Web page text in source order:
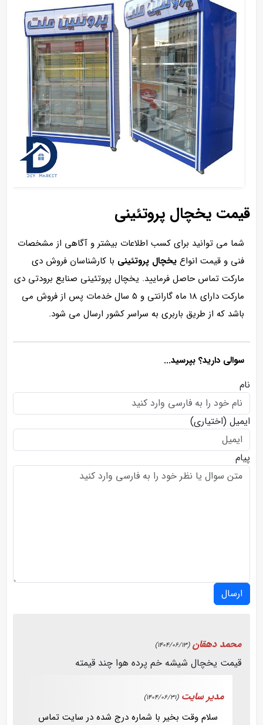
قیمت یخچال پروتئینی
شما می توانید برای کسب اطلاعات بیشتر و آگاهی از مشخصات
فنی و قیمت انواع یخچال پروتئینی با کارشناسان فروش دی
مارکت تماس حاصل فرمایید. یخچال پروتئینی صنایع برودتی دی
مارکت دارای 18 ماه گارانتی و 5 سال خدمات پس از فروش می
باشد که از طریق باربری به سراسر کشور ارسال می شود.
سوالی دارید؟ بپرسید...
نام
ایمیل (اختیاری)
پیام
ارسال
محمد دهقان (1404/06/13)
قیمت یخچال شیشه خم پرده هوا چند قیمته
مدیر سایت (1404/06/31)
سلام وقت بخیر با شماره درج شده در سایت تماس